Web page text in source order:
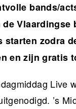
bands/
de Vlaardingse
starten zodra
en zijn gratis
Live
’s